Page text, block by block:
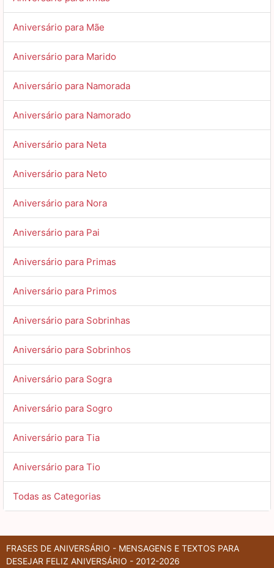
Aniversário para Mãe
Aniversário para Marido
Aniversário para Namorada
Aniversário para Namorado
Aniversário para Neta
Aniversário para Neto
Aniversário para Nora
Aniversário para Pai
Aniversário para Primas
Aniversário para Primos
Aniversário para Sobrinhas
Aniversário para Sobrinhos
Aniversário para Sogra
Aniversário para Sogro
Aniversário para Tia
Aniversário para Tio
Todas as Categorias
FRASES DE ANIVERSÁRIO - MENSAGENS E TEXTOS PARA
DESEJAR FELIZ ANIVERSÁRIO - 2012-2026